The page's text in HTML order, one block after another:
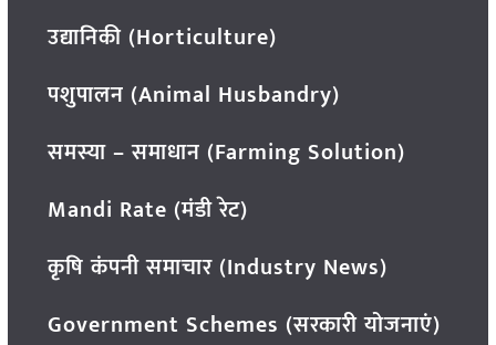
उद्यानिकी (Horticulture)
पशुपालन (Animal Husbandry)
समस्या – समाधान (Farming Solution)
Mandi Rate (मंडी रेट)
कृषि कंपनी समाचार (Industry News)
Government Schemes (सरकारी योजनाएं)